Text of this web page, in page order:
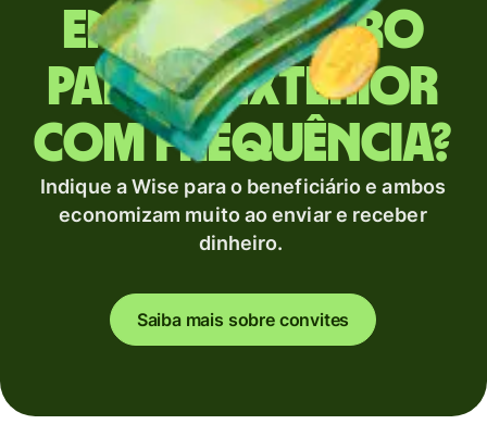
Envia dinheiro
para o exterior
com frequência?
Indique a Wise para o beneficiário e ambos
economizam muito ao enviar e receber
dinheiro.
Saiba mais sobre convites